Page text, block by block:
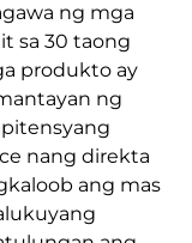
ng mga
sa 30 taong
produkto ay
ng
nang direkta
ang mas